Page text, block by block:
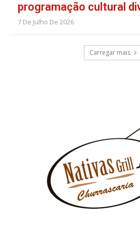
programação cultural
7 De Julho De 2026
Carregar mais